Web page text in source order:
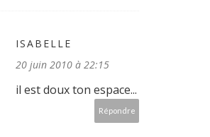
ISABELLE
20 juin 2010 à 22:15
il est doux ton espace...
Répondre